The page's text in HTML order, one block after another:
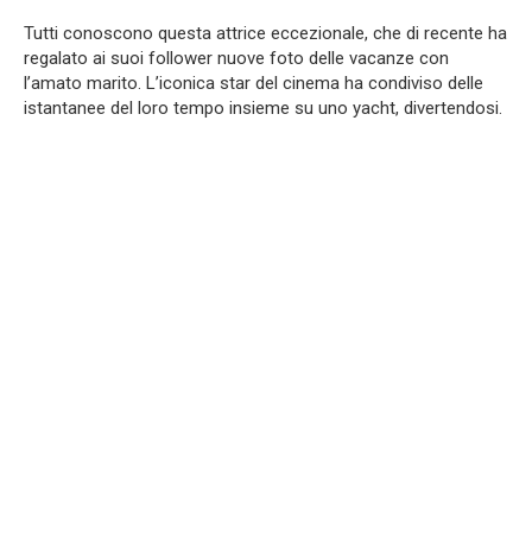
Tutti conoscono questa attrice eccezionale, che di recente ha
regalato ai suoi follower nuove foto delle vacanze con
l’amato marito. L’iconica star del cinema ha condiviso delle
istantanee del loro tempo insieme su uno yacht, divertendosi.